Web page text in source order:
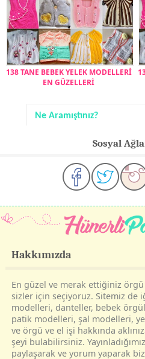
138 TANE BEBEK YELEK MODELLERİ
EN GÜZELLERİ
Sosyal
Hakkımızda
En güzel ve merak ettiğiniz
sizler için seçiyoruz. Sitemiz de
modelleri, danteller, bebek
patik modelleri, şal modelleri,
ve örgü ve el işi hakkında
şeyi bulabilirsiniz.
paylaşarak ve yorum yaparak